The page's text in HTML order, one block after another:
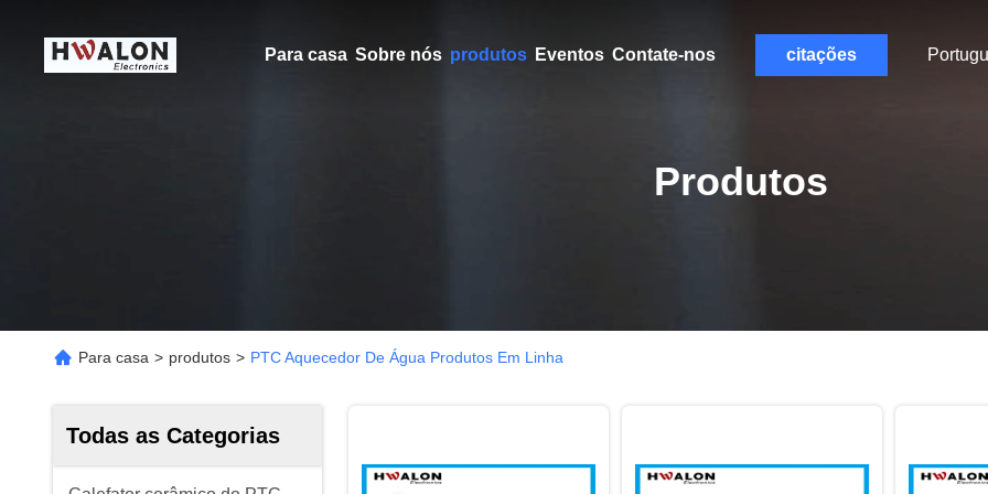
Para casa Sobre nós produtos Eventos Contate-nos citações
Produtos
Para casa > produtos > PTC Aquecedor De Água Produtos Em Linha
Todas as Categorias